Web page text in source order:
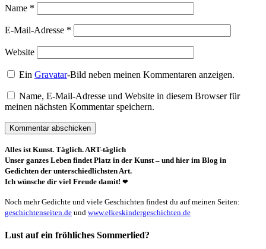
Name *
E-Mail-Adresse *
Website
EinGravatar-Bild neben meinen Kommentaren anzeigen.
Name, E-Mail-Adresse und Website in diesem Browser für
meinen nächsten Kommentar speichern.
Alles ist Kunst. Täglich. ART-täglich
Unser ganzes Leben findet Platz in der Kunst – und hier im Blog in
Gedichten der unterschiedlichsten Art.
Ich wünsche dir viel Freude damit! ❤
Noch mehr Gedichte und viele Geschichten findest du auf meinen Seiten:
geschichtenseiten.de und www.elkeskindergeschichten.de
Lust auf ein fröhliches Sommerlied?